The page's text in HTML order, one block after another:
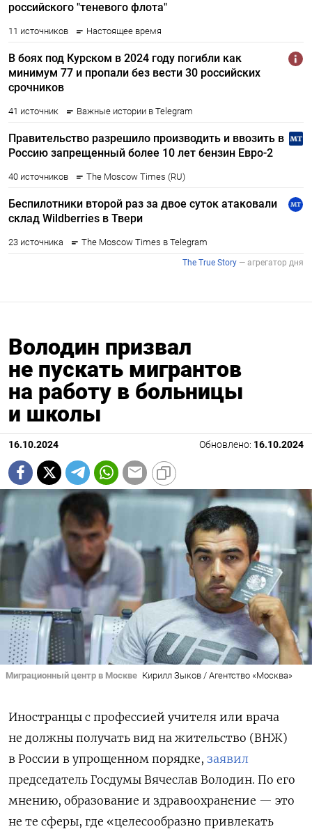
Володин призвал
не пускать мигрантов
на работу в больницы
и школы
16.10.2024 Обновлено: 16.10.2024
Миграционный центр в Москве Кирилл Зыков / Агентство «Москва»
Иностранцы с профессией учителя или врача
не должны получать вид на жительство (ВНЖ)
в России в упрощенном порядке, заявил
председатель Госдумы Вячеслав Володин. По его
мнению, образование и здравоохранение — это
не те сферы, где «целесообразно привлекать